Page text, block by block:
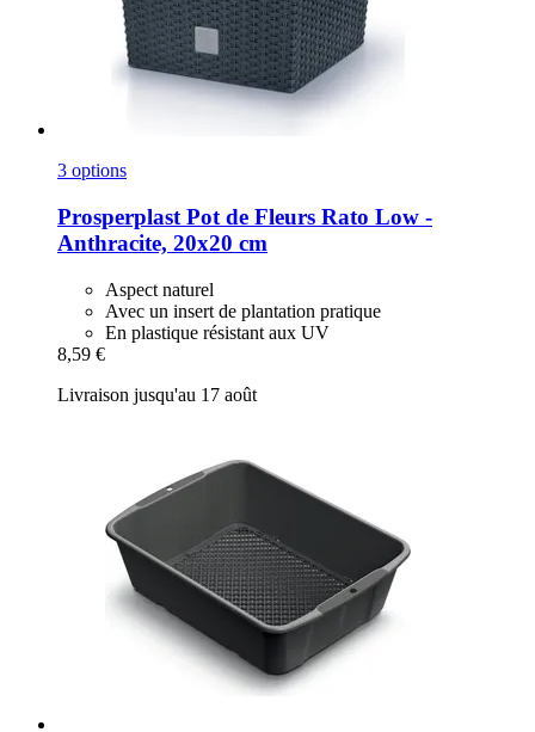
3 options
Prosperplast Pot de Fleurs Rato Low -​
Anthracite, 20x20 cm
Aspect naturel
Avec un insert de plantation pratique
En plastique résistant aux UV
8,59 €
Livraison jusqu'au 17 août